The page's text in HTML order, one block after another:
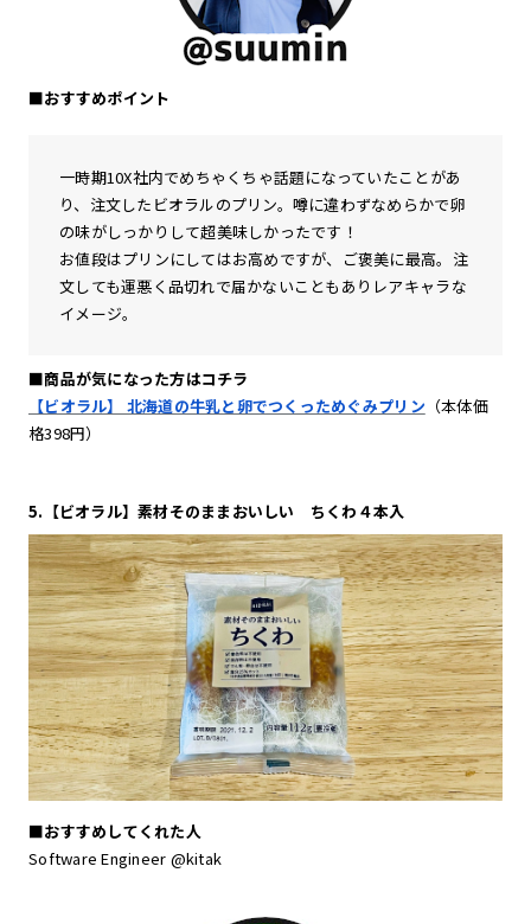
■おすすめポイント
一時期10X社内でめちゃくちゃ話題になっていたことがあ
り、注文したビオラルのプリン。噂に違わずなめらかで卵
の味がしっかりして超美味しかったです！
お値段はプリンにしてはお高めですが、ご褒美に最高。注
文しても運悪く品切れで届かないこともありレアキャラな
イメージ。
■商品が気になった方はコチラ
【ビオラル】 北海道の牛乳と卵でつくっためぐみプリン （本体価
格398円）
5.【ビオラル】素材そのままおいしい ちくわ４本入
■おすすめしてくれた人
Software Engineer @kitak